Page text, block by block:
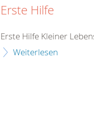
Erste Hilfe
Erste Hilfe Kleiner
Weiterlesen